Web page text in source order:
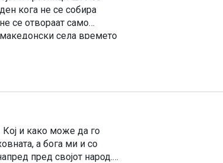
кога не се собира
се отвораат само
македонски села времето
и како може да го
а бога ми и со
пред својот народ.